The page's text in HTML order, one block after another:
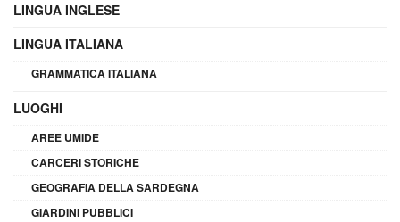
LINGUA INGLESE
LINGUA ITALIANA
GRAMMATICA ITALIANA
LUOGHI
AREE UMIDE
CARCERI STORICHE
GEOGRAFIA DELLA SARDEGNA
GIARDINI PUBBLICI